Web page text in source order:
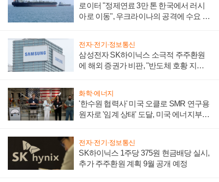
로이터 "정제연료 3만 톤 한국에서 러시
아로 이동", 우크라이나의 공격에 수요 늘
전자·전기·정보통신
삼성전자 SK하이닉스 소극적 주주환원
에 해외 증권가 비판, "반도체 호황 지속
화학·에너지
'한수원 협력사' 미국 오클로 SMR 연구용
원자로 '임계 상태' 도달, 미국 에너지부
전자·전기·정보통신
SK하이닉스 1주당 375원 현금배당 실시,
추가 주주환원 계획 9월 공개 예정